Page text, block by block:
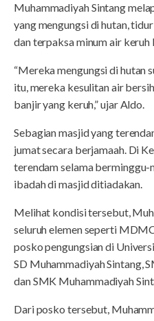
Muhammadiyah Sintang
yang mengungsi di hutan,
dan terpaksa minum air
“Mereka mengungsi di hutan
itu, mereka kesulitan air
banjir yang keruh,” ujar Aldo.
Sebagian masjid yang
jumat secara berjamaah. Di
terendam selama
ibadah di masjid ditiadakan.
Melihat kondisi tersebut,
seluruh elemen seperti
posko pengungsian di
SD Muhammadiyah Sintang,
dan SMK Muhammadiyah
Dari posko tersebut,